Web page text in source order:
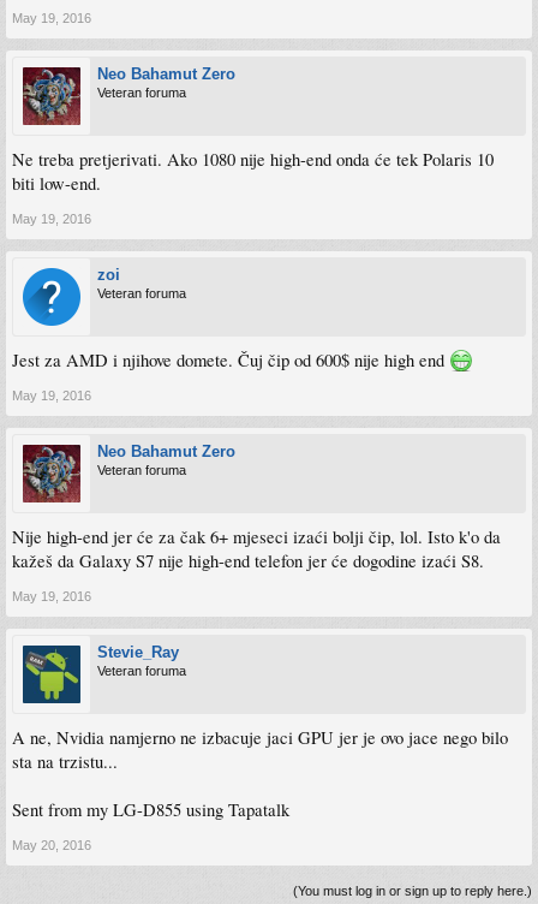
May 19, 2016
Neo Bahamut Zero
Veteran foruma
Ne treba pretjerivati. Ako 1080 nije high-end onda će tek Polaris 10
biti low-end.
May 19, 2016
zoi
Veteran foruma
Jest za AMD i njihove domete. Čuj čip od 600$ nije high end
May 19, 2016
Neo Bahamut Zero
Veteran foruma
Nije high-end jer će za čak 6+ mjeseci izaći bolji čip, lol. Isto k'o da
kažeš da Galaxy S7 nije high-end telefon jer će dogodine izaći S8.
May 19, 2016
Stevie_Ray
Veteran foruma
A ne, Nvidia namjerno ne izbacuje jaci GPU jer je ovo jace nego bilo
sta na trzistu...
Sent from my LG-D855 using Tapatalk
May 20, 2016
(You must log in or sign up to reply here.)